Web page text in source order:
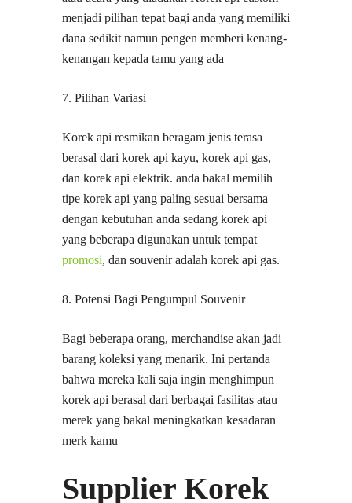
menjadi pilihan tepat bagi anda yang memiliki
dana sedikit namun pengen memberi kenang-
kenangan kepada tamu yang ada
7. Pilihan Variasi
Korek api resmikan beragam jenis terasa
berasal dari korek api kayu, korek api gas,
dan korek api elektrik. anda bakal memilih
tipe korek api yang paling sesuai bersama
dengan kebutuhan anda sedang korek api
yang beberapa digunakan untuk tempat
promosi, dan souvenir adalah korek api gas.
8. Potensi Bagi Pengumpul Souvenir
Bagi beberapa orang, merchandise akan jadi
barang koleksi yang menarik. Ini pertanda
bahwa mereka kali saja ingin menghimpun
korek api berasal dari berbagai fasilitas atau
merek yang bakal meningkatkan kesadaran
merk kamu
Supplier Korek